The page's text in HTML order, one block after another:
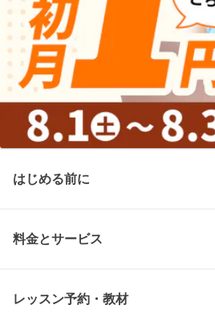
はじめる前に
料金とサービス
レッスン予約・教材